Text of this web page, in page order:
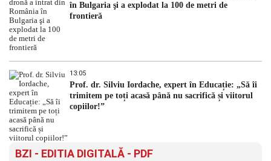
în Bulgaria şi a explodat la 100 de metri de
frontieră
13:05
Prof. dr. Silviu Iordache, expert în Educație: „Să îi
trimitem pe toți acasă până nu sacrifică și viitorul
copiilor!”
BZI - EDITIA DIGITALĂ - PDF